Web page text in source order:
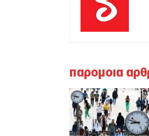
παρομοια